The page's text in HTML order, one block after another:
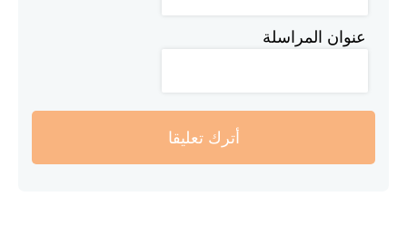
عنوان المراسلة
أترك تعليقا